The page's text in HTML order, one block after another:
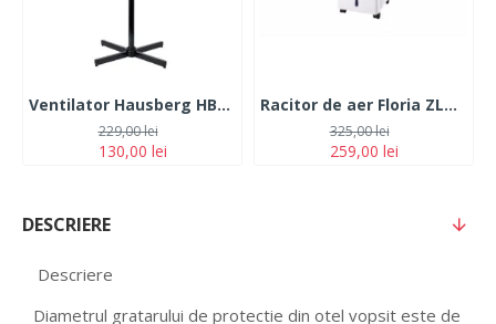
Ventilator Hausberg HB5100, 55W, 3 viteze, oscilatie automata, 16 inch
130,00 lei
229,00 lei
Racitor de aer Floria ZLN1108, Capacitate 2.5 L, 3 trepte de viteza, 2 recipiente pentru gheata, 65W
259,00 lei
325,00 lei
DESCRIERE
Descriere
Diametrul gratarului de protectie din otel vopsit este de